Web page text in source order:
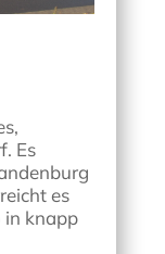
Es
es
in knapp